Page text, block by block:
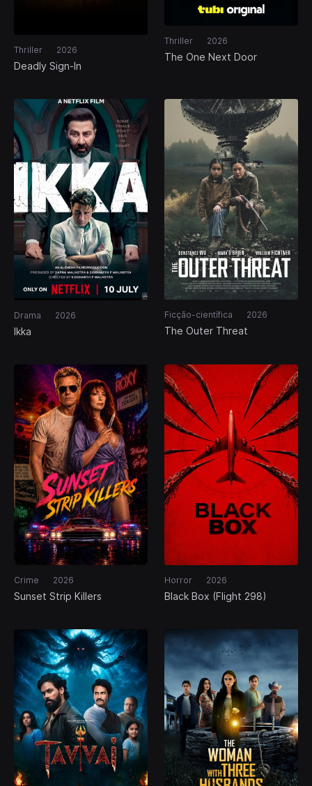
Thriller 2026
Deadly Sign-In
Thriller 2026
The One Next Door
Drama 2026
Ikka
Ficção-científica 2026
The Outer Threat
Crime 2026
Sunset Strip Killers
Horror 2026
Black Box (Flight 298)